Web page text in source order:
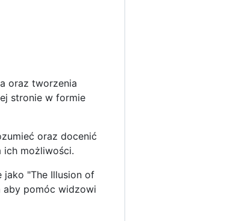
oraz tworzenia
stronie w formie
oraz docenić
ich możliwości.
jako "The Illusion of
aby pomóc widzowi